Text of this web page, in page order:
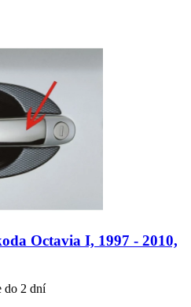
Octavia I, 1997 - 2010,
do 2 dní